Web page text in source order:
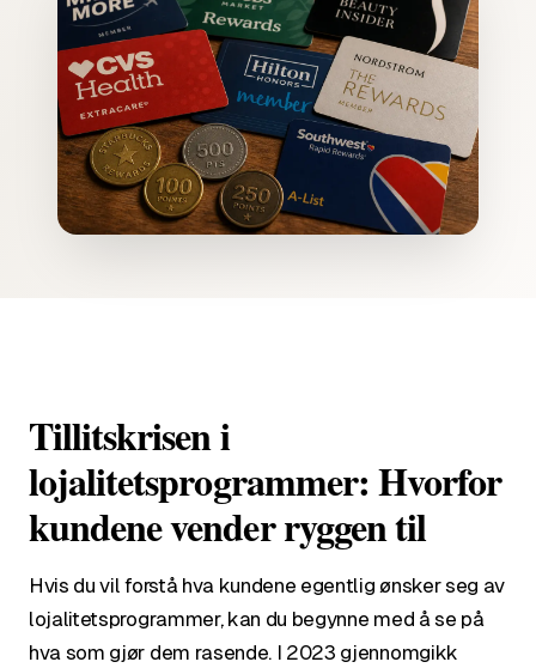
Tillitskrisen i
lojalitetsprogrammer: Hvorfor
kundene vender ryggen til
Hvis du vil forstå hva kundene egentlig ønsker seg av
lojalitetsprogrammer, kan du begynne med å se på
hva som gjør dem rasende. I 2023 gjennomgikk